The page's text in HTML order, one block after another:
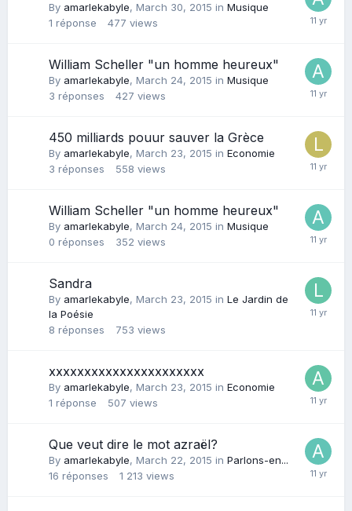
By amarlekabyle, March 30, 2015 in Musique
1 réponse 477 views
William Scheller "un homme heureux"
By amarlekabyle, March 24, 2015 in Musique
3 réponses 427 views
450 milliards pouur sauver la Grèce
By amarlekabyle, March 23, 2015 in Economie
3 réponses 558 views
William Scheller "un homme heureux"
By amarlekabyle, March 24, 2015 in Musique
0 réponses 352 views
Sandra
By amarlekabyle, March 23, 2015 in Le Jardin de
la Poésie
8 réponses 753 views
xxxxxxxxxxxxxxxxxxxxxx
By amarlekabyle, March 23, 2015 in Economie
1 réponse 507 views
Que veut dire le mot azraël?
By amarlekabyle, March 22, 2015 in Parlons-en...
16 réponses 1 213 views